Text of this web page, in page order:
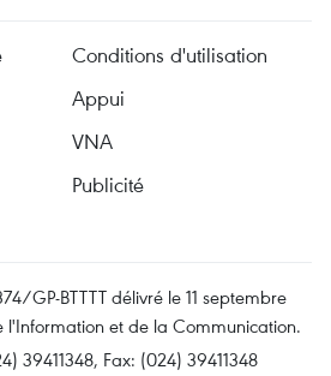
Conditions d'utilisation
Appui
VNA
Publicité
GP-BTTTT délivré le 11 septembre
l'Information et de la Communication.
39411348, Fax: (024) 39411348